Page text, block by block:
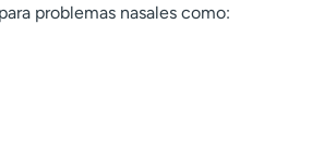
problemas nasales como: